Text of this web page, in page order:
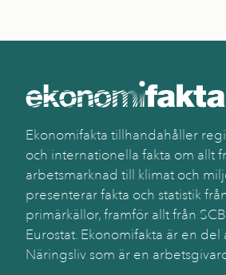
Ekonomifakta tillhandahåller
och internationella fakta om allt
arbetsmarknad till klimat och
presenterar fakta och statistik
primärkällor, framför allt från
Eurostat. Ekonomifakta är en del
Näringsliv som är en